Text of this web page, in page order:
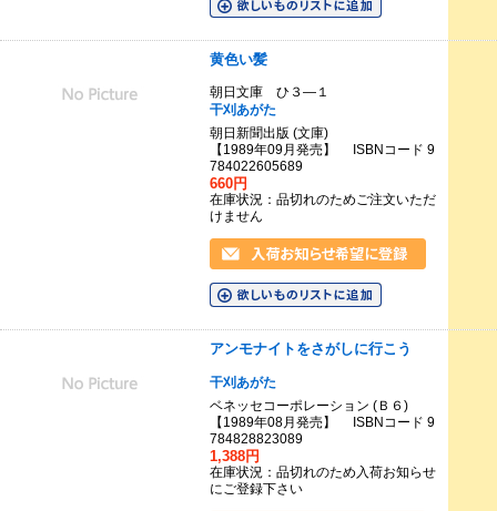
黄色い髪
朝日文庫 ひ３―１
干刈あがた
朝日新聞出版 (文庫)
【1989年09月発売】 ISBNコード 9
784022605689
660円
在庫状況：品切れのためご注文いただ
けません
アンモナイトをさがしに行こう
干刈あがた
ベネッセコーポレーション (Ｂ６)
【1989年08月発売】 ISBNコード 9
784828823089
1,388円
在庫状況：品切れのため入荷お知らせ
にご登録下さい